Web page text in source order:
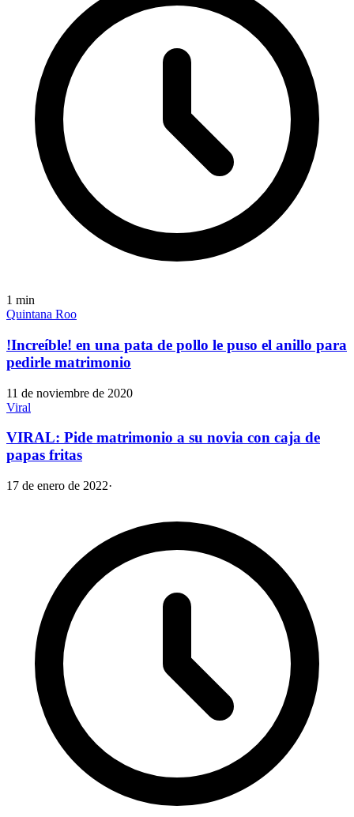
1 min
Quintana Roo
!Increíble! en una pata de pollo le puso el anillo para
pedirle matrimonio
11 de noviembre de 2020
Viral
VIRAL: Pide matrimonio a su novia con caja de
papas fritas
17 de enero de 2022·